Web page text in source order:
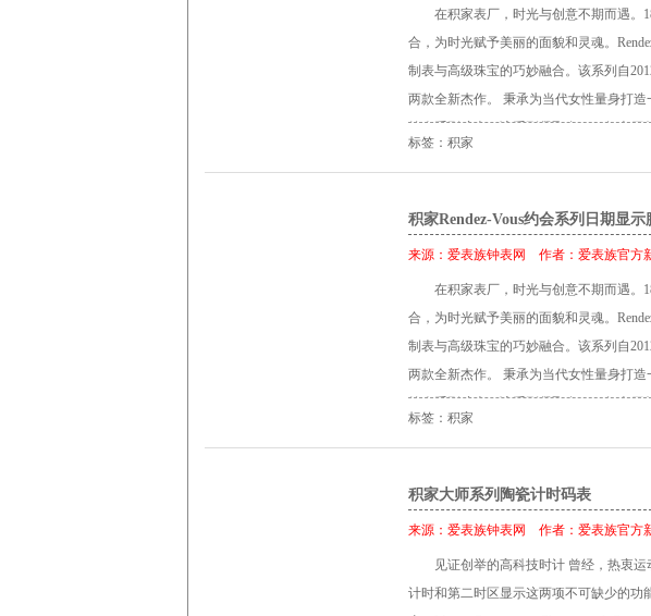
DuomètreUnique Travel Time双翼系列寰
型手动上链机械机芯，手工制造、组装
储存50 小时 498 枚组件 54 颗宝石 厚度
表盘： 银色粒状表盘 指针 叶形指针 功
字显示）、分、世界地图 双动力储存显示
光表耳，侧面丝光表肩 防水深度：50米
分钟 单个按钮设定日期 单个调校钮设定月
18K白金 抛光及缎面打磨 双面防眩蓝宝
间，时间在其光环之下静静地流淌。 积
日在全球所有积家专卖店独立出售，为您
在积家表厂，时光与创意不期而遇。
合，为时光赋予美丽的面貌和灵魂。
制表与高级珠宝的巧妙融合。该系列自
两款全新杰作。 秉承为当代女性量身打造
约会系列腕表。该系列凝聚自1833年表
腕表采用全新尺寸的表壳，在经典外形的
Rendez-VousNight&Day约会系列日夜显
时标更显华丽，时光彷佛在表盘上优雅
意，环绕在表盘中部的镀金圆点则彰显该
尽简洁的凹形表圈，此令人耳目一新的
在腕表上，折射耀眼光芒。蓝宝石水晶表
夜显示腕表技术特性 机芯： 积家967A型
储存42小时 宝石数：28颗 功能： 时、分
标签：积家
积家Rendez-Vous约会系列日期显
来源： 爱表族钟表网 作者： 爱表族官方
在积家表厂，时光与创意不期而遇。
合，为时光赋予美丽的面貌和灵魂。
制表与高级珠宝的巧妙融合。该系列自
两款全新杰作。 秉承为当代女性量身打造
约会系列腕表。该系列凝聚自1833年表
腕表采用全新尺寸的表壳，在经典外形的
示腕表蕴含着一颗跳动不息的心。玫瑰
搭载积家966型机械机芯，它是世界上体
标签：积家
积家大师系列陶瓷计时码表
来源： 爱表族钟表网 作者： 爱表族官方
见证创举的高科技时计 曾经，热衷
计时和第二时区显示这两项不可缺少的功